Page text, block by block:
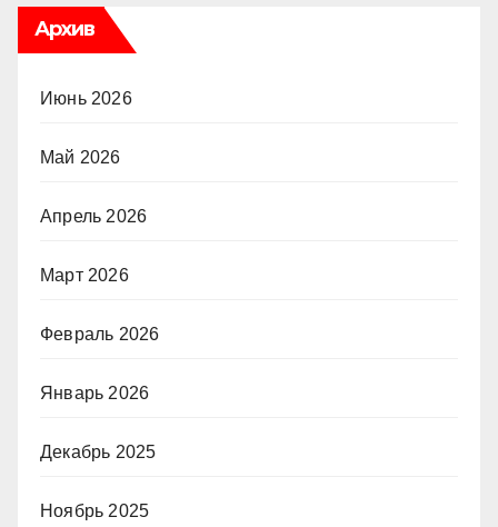
Архив
Июнь 2026
Май 2026
Апрель 2026
Март 2026
Февраль 2026
Январь 2026
Декабрь 2025
Ноябрь 2025